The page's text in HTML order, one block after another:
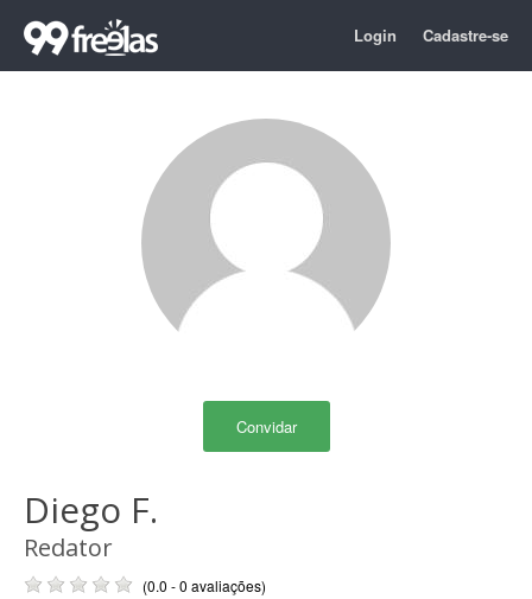
Login Cadastre-se
Convidar
Diego F.
Redator
(0.0 - 0 avaliações)